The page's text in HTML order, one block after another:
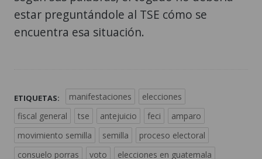
movimiento semilla
semilla
proceso electoral
consuelo porras
voto
elecciones en guatemala
juez fredy orellana
noticias de guatemala
bernardo arévalo
karin herrera voto popular